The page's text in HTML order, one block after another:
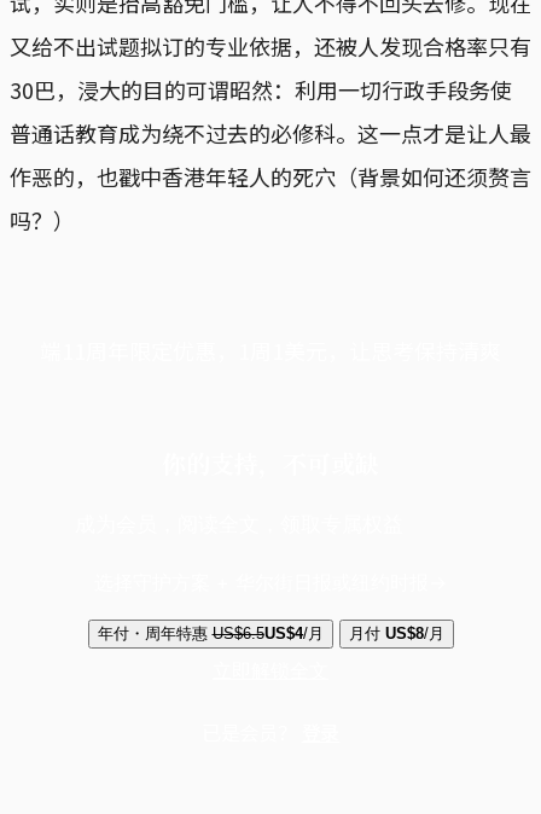
又给不出试题拟订的专业依据，还被人发现合格率只有
30巴，浸大的目的可谓昭然：利用一切行政手段务使
普通话教育成为绕不过去的必修科。这一点才是让人最
作恶的，也戳中香港年轻人的死穴（背景如何还须赘言
吗？）
年付・周年特惠 US$6.5US$4/月 月付 US$8/月